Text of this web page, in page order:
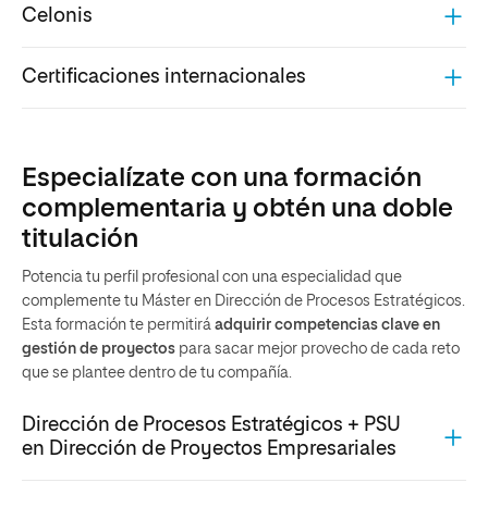
Celonis
Certificaciones internacionales
Especialízate con una formación
complementaria y obtén una doble
titulación
Potencia tu perfil profesional con una especialidad que
complemente tu Máster en Dirección de Procesos Estratégicos.
Esta formación te permitirá adquirir competencias clave en
gestión de proyectos para sacar mejor provecho de cada reto
que se plantee dentro de tu compañía.
Dirección de Procesos Estratégicos + PSU
en Dirección de Proyectos Empresariales